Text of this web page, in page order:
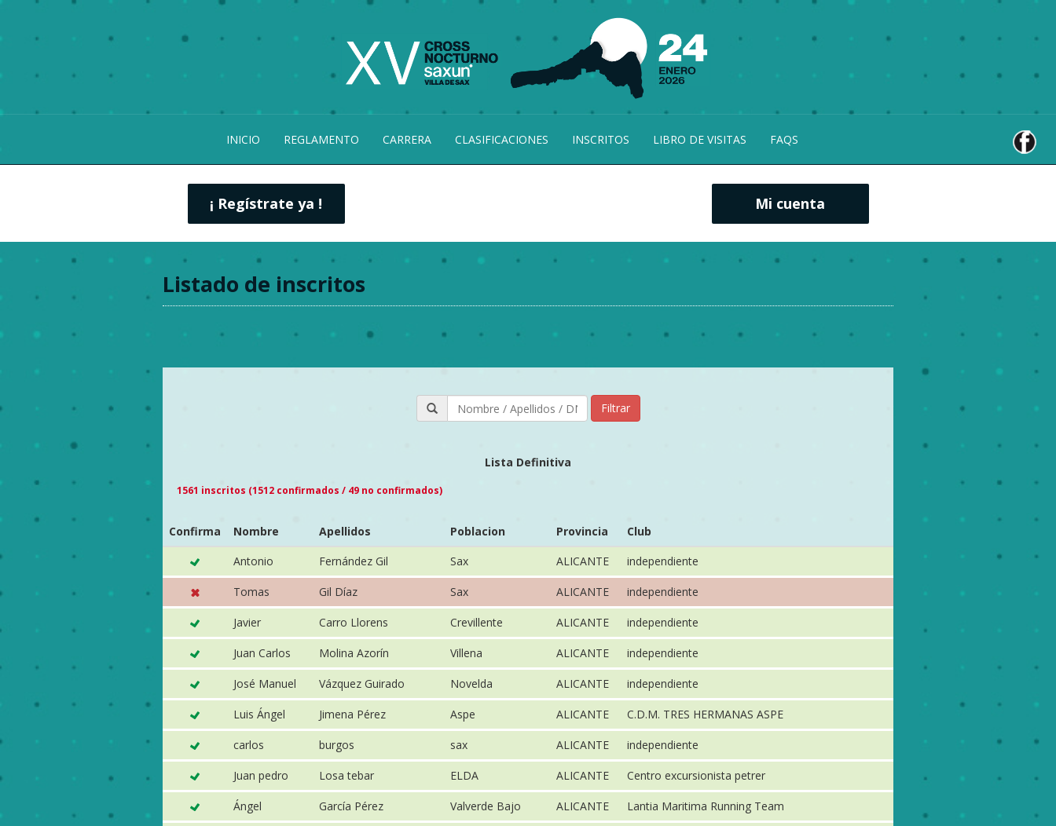
INICIO REGLAMENTO CARRERA CLASIFICACIONES INSCRITOS LIBRO DE VISITAS FAQS
¡ Regístrate ya ! Mi cuenta
Listado de inscritos
Filtrar
Lista Definitiva
1561 inscritos (1512 confirmados / 49 no confirmados)
Confirma Nombre Apellidos Poblacion Provincia Club
Antonio Fernández Gil Sax ALICANTE independiente
Tomas Gil Díaz Sax ALICANTE independiente
Javier Carro Llorens Crevillente ALICANTE independiente
Juan Carlos Molina Azorín Villena ALICANTE independiente
José Manuel Vázquez Guirado Novelda ALICANTE independiente
Luis Ángel Jimena Pérez Aspe ALICANTE C.D.M. TRES HERMANAS ASPE
carlos burgos sax ALICANTE independiente
Juan pedro Losa tebar ELDA ALICANTE Centro excursionista petrer
Ángel García Pérez Valverde Bajo ALICANTE Lantia Maritima Running Team